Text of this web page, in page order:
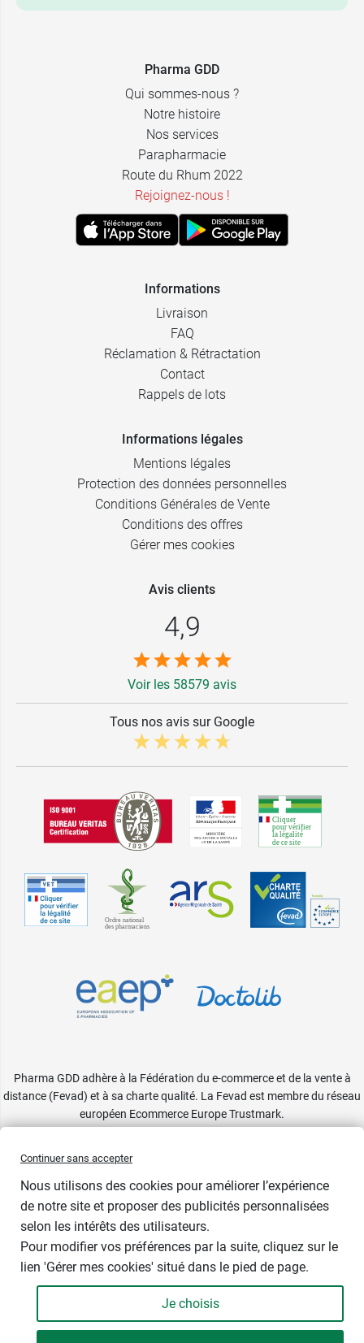
Pharma GDD
Qui sommes-nous ?
Notre histoire
Nos services
Parapharmacie
Route du Rhum 2022
Rejoignez-nous !
Informations
Livraison
FAQ
Réclamation & Rétractation
Contact
Rappels de lots
Informations légales
Mentions légales
Protection des données personnelles
Conditions Générales de Vente
Conditions des offres
Gérer mes cookies
Avis clients
4,9
Voir les 58579 avis
Tous nos avis sur Google
Pharma GDD adhère à la Fédération du e-commerce et de la vente à
distance (Fevad) et à sa charte qualité. La Fevad est membre du réseau
européen Ecommerce Europe Trustmark.
Continuer sans accepter
Nous utilisons des cookies pour améliorer l’expérience
de notre site et proposer des publicités personnalisées
selon les intérêts des utilisateurs.
Pour modifier vos préférences par la suite, cliquez sur le
lien 'Gérer mes cookies' situé dans le pied de page.
Je choisis